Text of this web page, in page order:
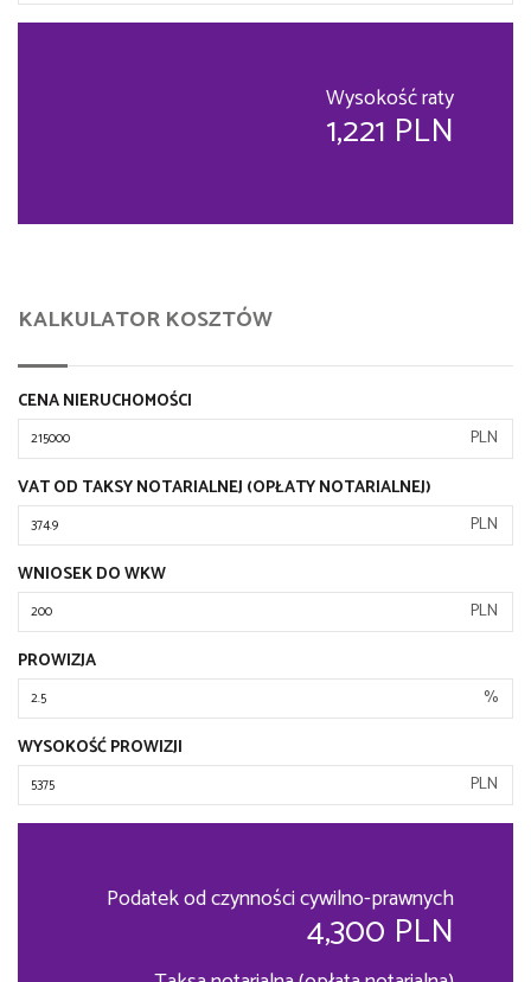
Wysokość raty
1,221 PLN
KALKULATOR KOSZTÓW
CENA NIERUCHOMOŚCI
PLN
VAT OD TAKSY NOTARIALNEJ (OPŁATY NOTARIALNEJ)
PLN
WNIOSEK DO WKW
PLN
PROWIZJA
%
WYSOKOŚĆ PROWIZJI
PLN
Podatek od czynności cywilno-prawnych
4,300 PLN